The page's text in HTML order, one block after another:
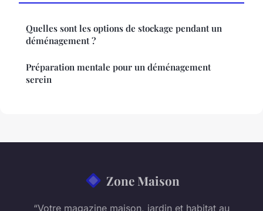
Quelles sont les options de stockage pendant un
déménagement ?
Préparation mentale pour un déménagement
serein
Zone Maison
“Votre magazine maison, jardin et habitat au